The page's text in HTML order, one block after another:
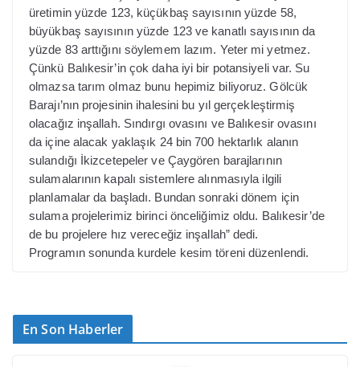
üretimin yüzde 123, küçükbaş sayısının yüzde 58,
büyükbaş sayısının yüzde 123 ve kanatlı sayısının da
yüzde 83 arttığını söylemem lazım. Yeter mi yetmez.
Çünkü Balıkesir’in çok daha iyi bir potansiyeli var. Su
olmazsa tarım olmaz bunu hepimiz biliyoruz. Gölcük
Barajı’nın projesinin ihalesini bu yıl gerçekleştirmiş
olacağız inşallah. Sındırgı ovasını ve Balıkesir ovasını
da içine alacak yaklaşık 24 bin 700 hektarlık alanın
sulandığı İkizcetepeler ve Çaygören barajlarının
sulamalarının kapalı sistemlere alınmasıyla ilgili
planlamalar da başladı. Bundan sonraki dönem için
sulama projelerimiz birinci önceliğimiz oldu. Balıkesir’de
de bu projelere hız vereceğiz inşallah” dedi.
Programın sonunda kurdele kesim töreni düzenlendi.
En Son Haberler